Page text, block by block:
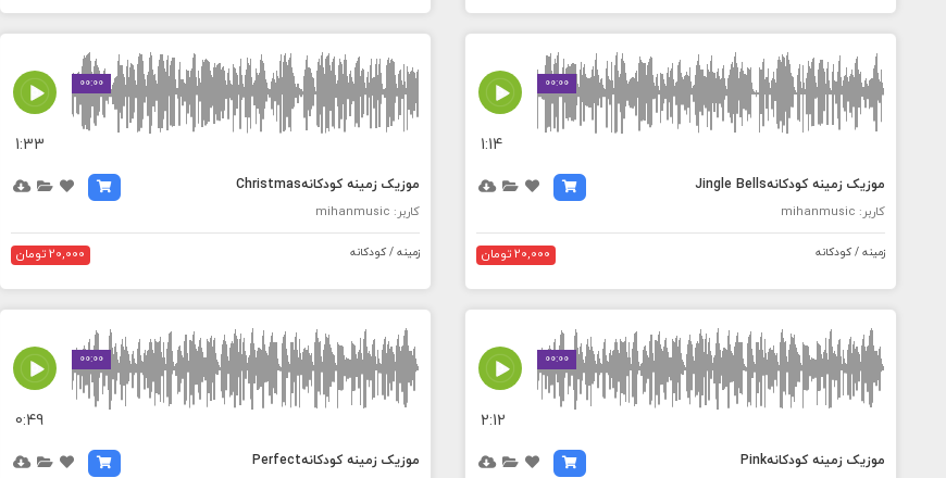
00:00
MEDIA_ELEMENT_ERROR: Empty src attribute
1:14
موزیک زمینه کودکانهJingle Bells
کاربر: mihanmusic
زمینه / کودکانه 20,000 تومان
00:00
MEDIA_ELEMENT_ERROR: Empty src attribute
1:33
موزیک زمینه کودکانهChristmas
کاربر: mihanmusic
زمینه / کودکانه 20,000 تومان
00:00
MEDIA_ELEMENT_ERROR: Empty src attribute
2:12
موزیک زمینه کودکانهPink
00:00
MEDIA_ELEMENT_ERROR: Empty src attribute
0:49
موزیک زمینه کودکانهPerfect